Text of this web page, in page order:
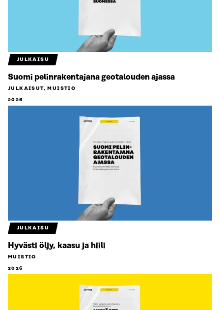
JULKAISU
Suomi pelinrakentajana geotalouden ajassa
JULKAISUT, MUISTIO
2026
JULKAISU
Hyvästi öljy, kaasu ja hiili
MUISTIO
2026